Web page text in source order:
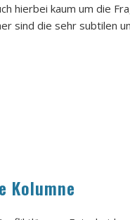
hierbei kaum um die
sind die sehr subtilen
Kolumne